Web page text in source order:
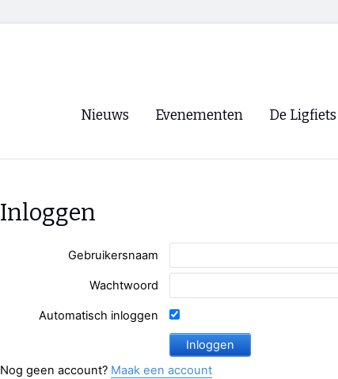
Nieuws Evenementen
Paastreffen
Oliebollentocht
De Ligfiets
Inloggen
Gebruikersnaam
Wachtwoord
Automatisch inloggen
Nog geen account? Maak een account